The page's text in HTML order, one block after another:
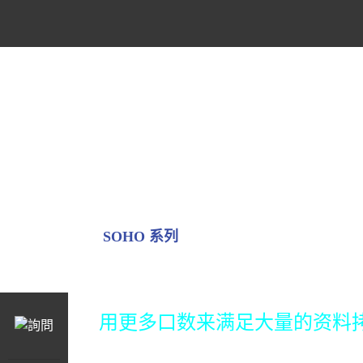
SOHO 系列
用更多口数来满足大量的资料